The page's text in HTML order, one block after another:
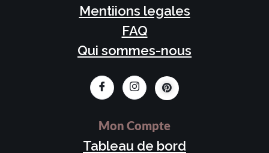
Mentiions legales
FAQ
Qui sommes-nous
Mon Compte
Tableau de bord